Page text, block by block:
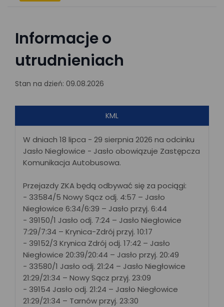
Informacje o
utrudnieniach
Stan na dzień: 09.08.2026
KML
W dniach 18 lipca - 29 sierpnia 2026 na odcinku
Jasło Niegłowice - Jasło obowiązuje Zastępcza
Komunikacja Autobusowa.
Przejazdy ZKA będą odbywać się za pociągi:
- 33584/5 Nowy Sącz odj. 4:57 – Jasło
Niegłowice 6:34/6:39 – Jasło przyj. 6:44
- 39150/1 Jasło odj. 7:24 – Jasło Niegłowice
7:29/7:34 – Krynica-Zdrój przyj. 10:17
- 39152/3 Krynica Zdrój odj. 17:42 – Jasło
Niegłowice 20:39/20:44 – Jasło przyj. 20:49
- 33580/1 Jasło odj. 21:24 – Jasło Niegłowice
21:29/21:34 – Nowy Sącz przyj. 23:09
- 39154 Jasło odj. 21:24 – Jasło Niegłowice
21:29/21:34 – Tarnów przyj. 23:30